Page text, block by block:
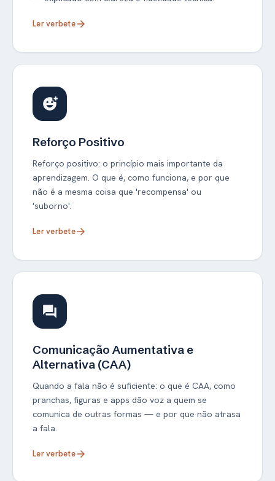
Ler verbetearrow_forward
add_reaction
Reforço Positivo
Reforço positivo: o princípio mais importante da
aprendizagem. O que é, como funciona, e por que
não é a mesma coisa que 'recompensa' ou
'suborno'.
Ler verbetearrow_forward
forum
Comunicação Aumentativa e
Alternativa (CAA)
Quando a fala não é suficiente: o que é CAA, como
pranchas, figuras e apps dão voz a quem se
comunica de outras formas — e por que não atrasa
a fala.
Ler verbetearrow_forward